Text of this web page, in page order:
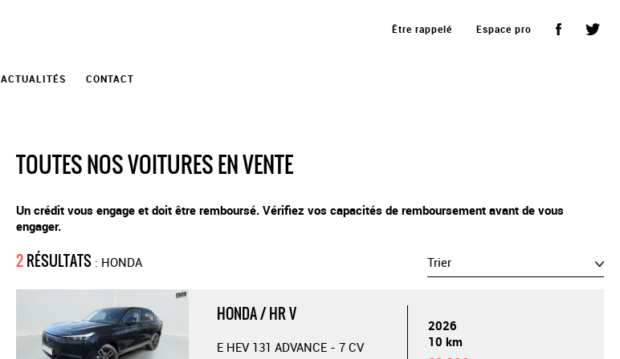
Être rappelé Espace pro
ACTUALITÉS CONTACT
TOUTES NOS VOITURES EN VENTE
Un crédit vous engage et doit être remboursé. Vérifiez vos capacités de remboursement avant de vous
engager.
2RÉSULTATS : HONDA Trier
HONDA / HR V
E HEV 131 ADVANCE - 7 CV
2026
10 km